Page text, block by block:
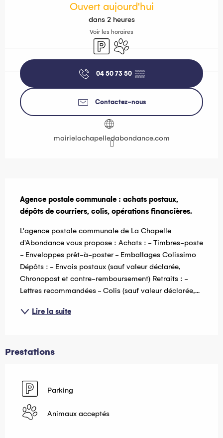
Ouvert aujourd'hui
dans 2 heures
Voir les horaires
ParkingAnimaux acceptés
04 50 73 50 ▒▒
Contactez-nous
mairielachapelledabondance.com
Agence postale communale : achats postaux,
dépôts de courriers, colis, opérations financières.
L'agence postale communale de La Chapelle
d'Abondance vous propose : Achats : - Timbres-poste
- Enveloppes prêt-à-poster - Emballages Colissimo
Dépôts : - Envois postaux (sauf valeur déclarée,
Chronopost et contre-remboursement) Retraits : -
Lettres recommandées - Colis (sauf valeur déclarée,...
Lire la suite
Prestations
Parking
Animaux acceptés